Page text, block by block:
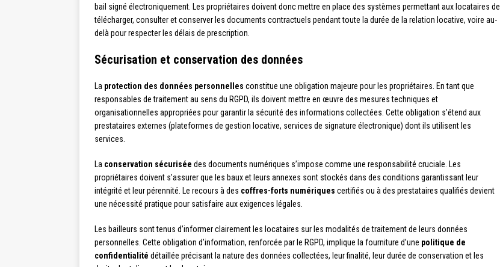
bail signé électroniquement. Les propriétaires doivent donc mettre en place des systèmes permettant aux locataires de
télécharger, consulter et conserver les documents contractuels pendant toute la durée de la relation locative, voire au-
delà pour respecter les délais de prescription.
Sécurisation et conservation des données
La protection des données personnelles constitue une obligation majeure pour les propriétaires. En tant que
responsables de traitement au sens du RGPD, ils doivent mettre en œuvre des mesures techniques et
organisationnelles appropriées pour garantir la sécurité des informations collectées. Cette obligation s’étend aux
prestataires externes (plateformes de gestion locative, services de signature électronique) dont ils utilisent les
services.
La conservation sécurisée des documents numériques s’impose comme une responsabilité cruciale. Les
propriétaires doivent s’assurer que les baux et leurs annexes sont stockés dans des conditions garantissant leur
intégrité et leur pérennité. Le recours à des coffres-forts numériques certifiés ou à des prestataires qualifiés devient
une nécessité pratique pour satisfaire aux exigences légales.
Les bailleurs sont tenus d’informer clairement les locataires sur les modalités de traitement de leurs données
personnelles. Cette obligation d’information, renforcée par le RGPD, implique la fourniture d’une politique de
confidentialité détaillée précisant la nature des données collectées, leur finalité, leur durée de conservation et les